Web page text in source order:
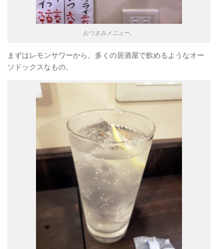
おつまみメニュー。
まずはレモンサワーから。多くの居酒屋で飲めるようなオー
ソドックスなもの。